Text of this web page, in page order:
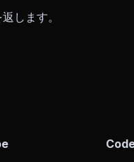
します。